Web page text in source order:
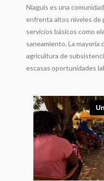
Niaguis es una
enfrenta altos niveles de
servicios básicos como
saneamiento. La mayoría
agricultura de
escasas oportunidades